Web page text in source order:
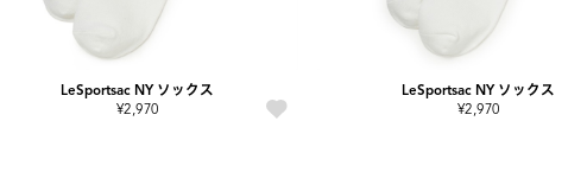
LeSportsac NY ソックス
¥2,970
LeSportsac NY ソックス
¥2,970